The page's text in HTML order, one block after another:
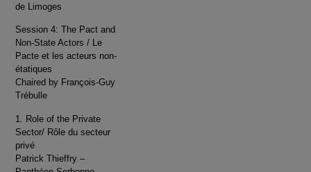
de Limoges
Session 4: The Pact and
Non-State Actors / Le
Pacte et les acteurs non-
étatiques
Chaired by François-Guy
Trébulle
1. Role of the Private
Sector/ Rôle du secteur
privé
Patrick Thieffry –